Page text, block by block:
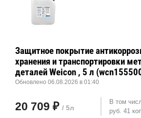
Защитное покрытие
хранения и транспортировки
деталей Weicon , 5 л
Обновлено 06.08.2026 в 01:40
20 709 ₽ / 5л
В том
руб. 41 коп.